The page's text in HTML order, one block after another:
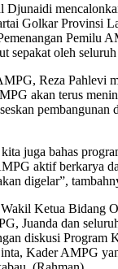
Djunaidi
Golkar Provinsi
Pemilu
sepakat oleh
Reza Pahlevi
akan terus
pembangunan
juga bahas
aktif berkarya
digelar”,
Ketua Bidang
Juanda dan
diskusi Program
Kader AMPG